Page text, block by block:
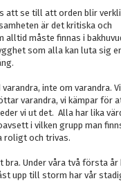
att se till att orden blir
är det kritiska och
alltid måste finnas i
som alla kan luta sig
inte om varandra. Vi
varandra, vi kämpar för
vi ut det. Alla har lika
i vilken grupp man
roligt och trivas.
Under våra två första år
upp till storm har vår